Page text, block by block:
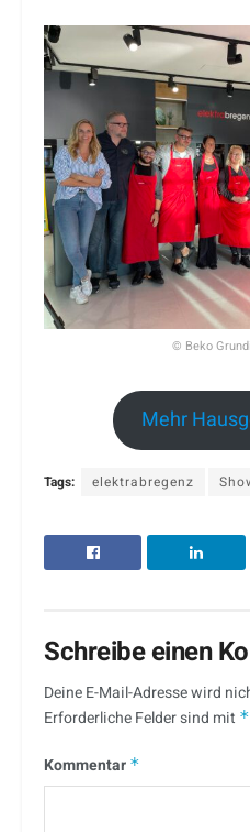
© Beko
Mehr
Tags: elektrabregenz
Schreibe einen
Deine E-Mail-Adresse wird
Erforderliche Felder sind mit *
Kommentar *